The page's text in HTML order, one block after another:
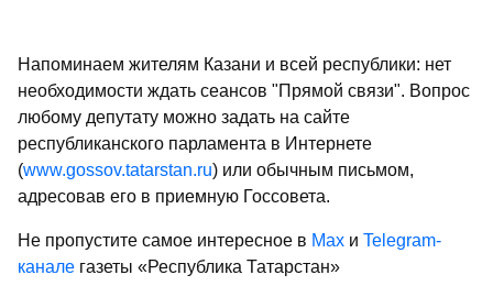
Напоминаем жителям Казани и всей республики: нет
необходимости ждать сеансов "Прямой связи". Вопрос
любому депутату можно задать на сайте
республиканского парламента в Интернете
(www.gossov.tatarstan.ru) или обычным письмом,
адресовав его в приемную Госсовета.
Не пропустите самое интересное в Max и Telegram-
канале газеты «Республика Татарстан»